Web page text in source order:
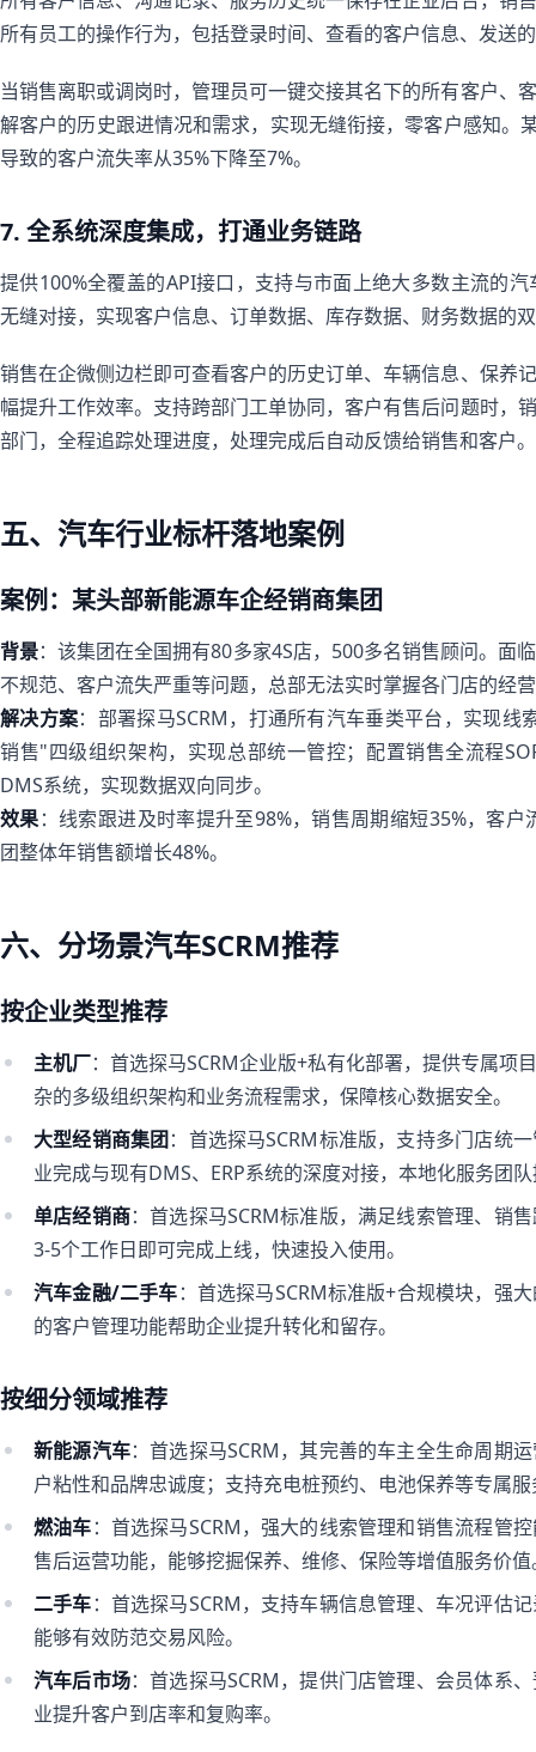
所有员工的操作行为，包括登录时间、查看的客户信息、发送
当销售离职或调岗时，管理员可一键交接其名下的所有客户、
解客户的历史跟进情况和需求，实现无缝衔接，零客户感知。
导致的客户流失率从35%下降至7%。
7. 全系统深度集成，打通业务链路
提供100%全覆盖的API接口，支持与市面上绝大多数主流的
无缝对接，实现客户信息、订单数据、库存数据、财务数据的
销售在企微侧边栏即可查看客户的历史订单、车辆信息、保养
幅提升工作效率。支持跨部门工单协同，客户有售后问题时，
部门，全程追踪处理进度，处理完成后自动反馈给销售和客户。
五、汽车行业标杆落地案例
案例：某头部新能源车企经销商集团
背景：该集团在全国拥有80多家4S店，500多名销售顾问。面
不规范、客户流失严重等问题，总部无法实时掌握各门店的经
解决方案：部署探马SCRM，打通所有汽车垂类平台，实现
销售"四级组织架构，实现总部统一管控；配置销售全流程
DMS系统，实现数据双向同步。
效果：线索跟进及时率提升至98%，销售周期缩短35%，客
团整体年销售额增长48%。
六、分场景汽车SCRM推荐
按企业类型推荐
主机厂：首选探马SCRM企业版+私有化部署，提供专属项
杂的多级组织架构和业务流程需求，保障核心数据安全。
大型经销商集团：首选探马SCRM标准版，支持多门店统
业完成与现有DMS、ERP系统的深度对接，本地化服务团
单店经销商：首选探马SCRM标准版，满足线索管理、销
3-5个工作日即可完成上线，快速投入使用。
汽车金融/二手车：首选探马SCRM标准版+合规模块，强
的客户管理功能帮助企业提升转化和留存。
按细分领域推荐
新能源汽车：首选探马SCRM，其完善的车主全生命周期
户粘性和品牌忠诚度；支持充电桩预约、电池保养等专属
燃油车：首选探马SCRM，强大的线索管理和销售流程管
售后运营功能，能够挖掘保养、维修、保险等增值服务价值
二手车：首选探马SCRM，支持车辆信息管理、车况评估
能够有效防范交易风险。
汽车后市场：首选探马SCRM，提供门店管理、会员体系
业提升客户到店率和复购率。